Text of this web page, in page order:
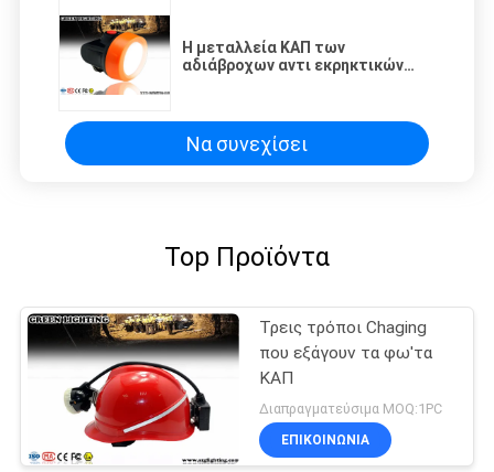
Η μεταλλεία ΚΑΠ των
αδιάβροχων αντι εκρηκτικών
Λουξεμβούργο
Να συνεχίσει
Top Προϊόντα
Τρεις τρόποι Chaging
που εξάγουν τα φω'τα
ΚΑΠ
Διαπραγματεύσιμα MOQ:1PC
ΕΠΙΚΟΙΝΩΝΙΑ